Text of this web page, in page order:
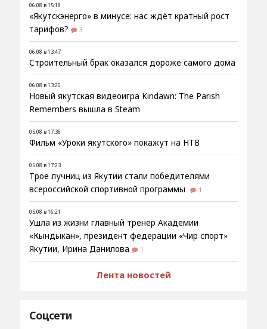
06.08 в 15:18
«Якутскэнерго» в минусе: нас ждёт кратный рост
тарифов?
3
06.08 в 13:47
Строительный брак оказался дороже самого дома
06.08 в 13:20
Новый якутская видеоигра Kindawn: The Parish
Remembers вышла в Steam
05.08 в 17:36
Фильм «Уроки якутского» покажут на НТВ
05.08 в 17:23
Трое лучниц из Якутии стали победителями
всероссийской спортивной программы
1
05.08 в 16:21
Ушла из жизни главный тренер Академии
«Кындыкан», президент федерации «Чир спорт»
Якутии, Ирина Данилова
1
Лента новостей
Соцсети